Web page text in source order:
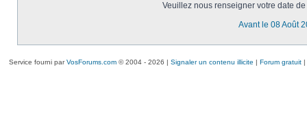
Veuillez nous renseigner votre date
Avant le 08 Août
Service fourni parVosForums.com© 2004 - 2026 | Signaler un contenu illicite | Forum gratuit|